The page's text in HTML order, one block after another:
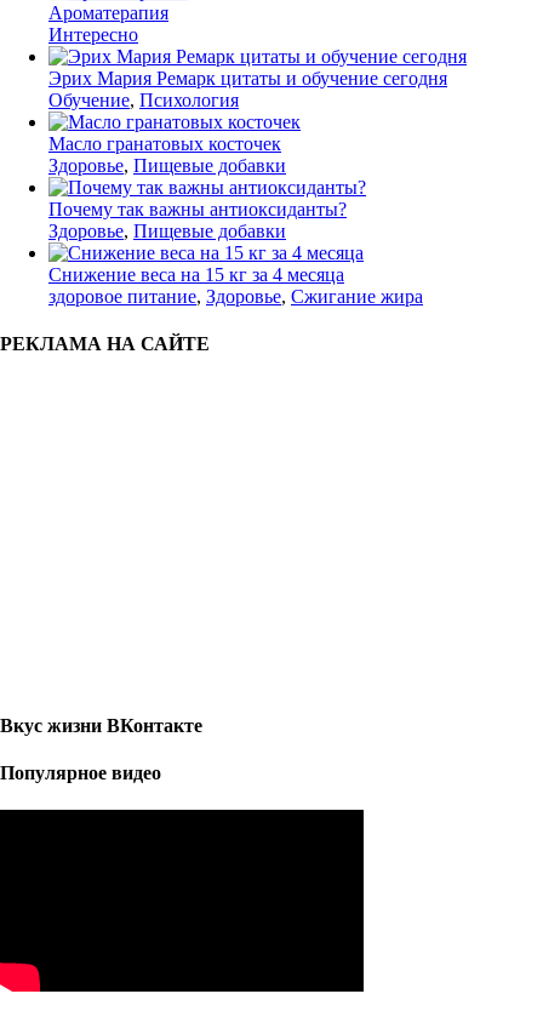
Ароматерапия
Интересно
Эрих Мария Ремарк цитаты и обучение сегодня
Обучение, Психология
Масло гранатовых косточек
Здоровье, Пищевые добавки
Почему так важны антиоксиданты?
Здоровье, Пищевые добавки
Снижение веса на 15 кг за 4 месяца
здоровое питание, Здоровье, Сжигание жира
РЕКЛАМА НА САЙТЕ
Вкус жизни ВКонтакте
Популярное видео